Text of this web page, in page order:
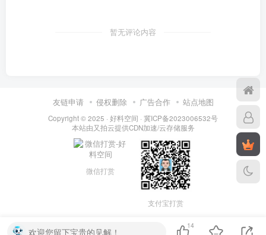
暂无评论内容
友链申请 侵权删除 广告合作 站点地图
Copyright © 2025 · 好料空间 · 冀ICP备2023006532号
本站由又拍云提供CDN加速/云存储服务
微信打赏
支付宝打赏
欢迎您留下宝贵的见解！
14